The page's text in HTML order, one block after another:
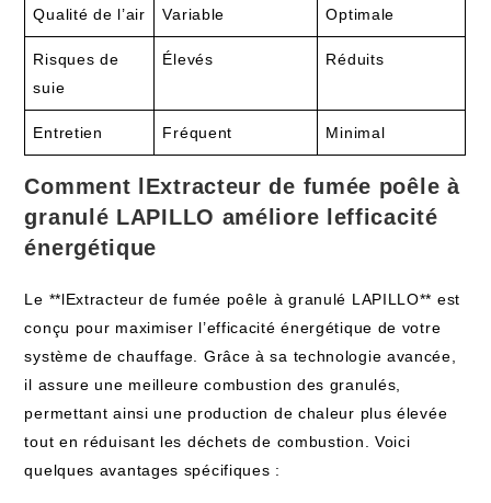
Qualité de l’air Variable Optimale
Risques de
suie
Élevés Réduits
Entretien Fréquent Minimal
Comment lExtracteur de fumée poêle à
granulé LAPILLO améliore lefficacité
énergétique
Le **lExtracteur de fumée poêle à granulé LAPILLO** est
conçu pour maximiser l’efficacité énergétique de votre
système de chauffage. Grâce à sa technologie avancée,
il assure une meilleure combustion des granulés,
permettant ainsi une production de chaleur plus élevée
tout en réduisant les déchets de combustion. Voici
quelques avantages spécifiques :